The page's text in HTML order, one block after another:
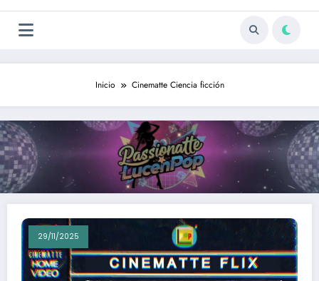
Inicio Cinematte Ciencia ficción
29/11/2025